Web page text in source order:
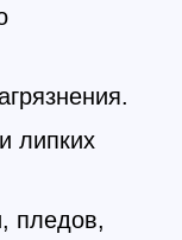
липких
пледов,